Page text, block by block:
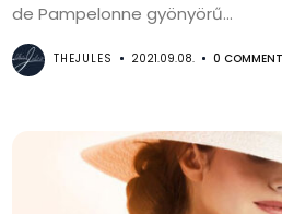
de Pampelonne gyönyörű...
THEJULES 2021.09.08. 0